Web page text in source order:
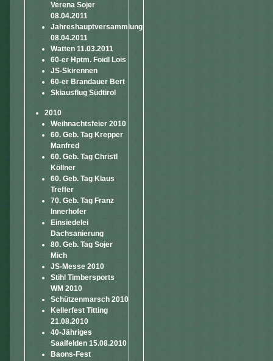
Verena Sojer
08.04.2011
Jahreshauptversammlung
08.04.2011
Watten 11.03.2011
60-er Hptm. Foidl Lois
JS-Skirennen
60-er Brandauer Bert
Skiausflug Südtirol
2010
Weihnachtsfeier 2010
60. Geb. Tag Krepper
Manfred
60. Geb. Tag Christl
Köllner
60. Geb. Tag Klaus
Treffer
70. Geb. Tag Franz
Innerhofer
Einsiedelei
Dachsanierung
80. Geb. Tag Sojer
Mich
JS-Messe 2010
Stihl Timbersports
WM 2010
Schützenmarsch 2010
Kellerfest Titting
21.08.2010
40-Jähriges
Saalfelden 15.08.2010
Baons-Fest